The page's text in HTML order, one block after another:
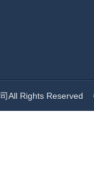
All Rights Reserved